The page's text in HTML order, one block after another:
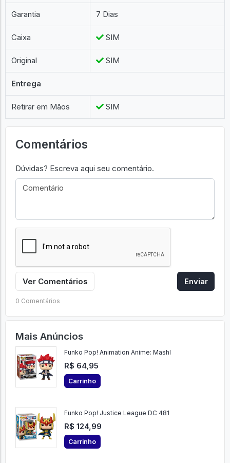
Garantia 7 Dias
Caixa SIM
Original SIM
Entrega
Retirar em Mãos SIM
Comentários
Dúvidas? Escreva aqui seu comentário.
Ver Comentários Enviar
0 Comentários
Mais Anúncios
Funko Pop! Animation Anime: Mashl
R$ 64,95
Carrinho
Funko Pop! Justice League DC 481
R$ 124,99
Carrinho